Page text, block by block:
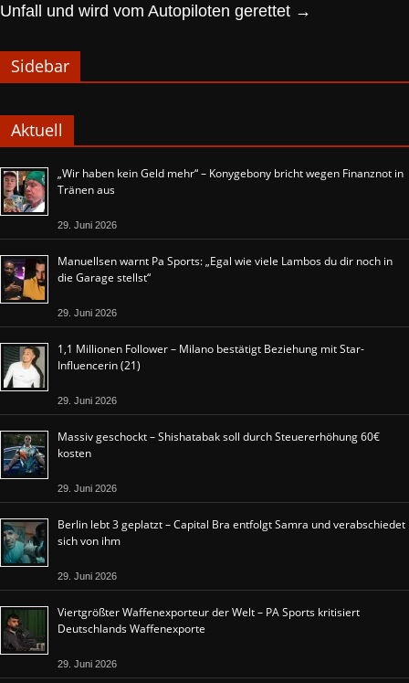
Unfall und wird vom Autopiloten gerettet →
Sidebar
Aktuell
„Wir haben kein Geld mehr“ – Konygebony bricht wegen Finanznot in
Tränen aus
29. Juni 2026
Manuellsen warnt Pa Sports: „Egal wie viele Lambos du dir noch in
die Garage stellst“
29. Juni 2026
1,1 Millionen Follower – Milano bestätigt Beziehung mit Star-
Influencerin (21)
29. Juni 2026
Massiv geschockt – Shishatabak soll durch Steuererhöhung 60€
kosten
29. Juni 2026
Berlin lebt 3 geplatzt – Capital Bra entfolgt Samra und verabschiedet
sich von ihm
29. Juni 2026
Viertgrößter Waffenexporteur der Welt – PA Sports kritisiert
Deutschlands Waffenexporte
29. Juni 2026